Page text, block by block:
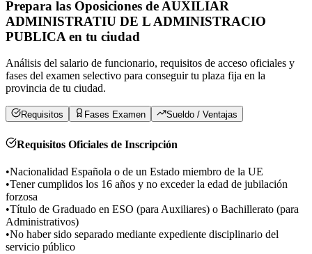
Prepara las Oposiciones de AUXILIAR
ADMINISTRATIU DE L ADMINISTRACIO
PUBLICA en tu ciudad
Análisis del salario de funcionario, requisitos de acceso oficiales y
fases del examen selectivo para conseguir tu plaza fija en la
provincia de tu ciudad.
Requisitos Fases Examen Sueldo / Ventajas
Requisitos Oficiales de Inscripción
•Nacionalidad Española o de un Estado miembro de la UE
•Tener cumplidos los 16 años y no exceder la edad de jubilación
forzosa
•Título de Graduado en ESO (para Auxiliares) o Bachillerato (para
Administrativos)
•No haber sido separado mediante expediente disciplinario del
servicio público